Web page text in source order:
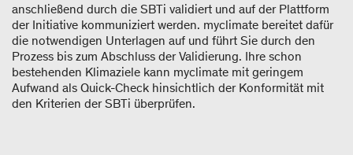
anschließend durch die SBTi validiert und auf der Plattform
der Initiative kommuniziert werden. myclimate bereitet dafür
die notwendigen Unterlagen auf und führt Sie durch den
Prozess bis zum Abschluss der Validierung. Ihre schon
bestehenden Klimaziele kann myclimate mit geringem
Aufwand als Quick-Check hinsichtlich der Konformität mit
den Kriterien der SBTi überprüfen.